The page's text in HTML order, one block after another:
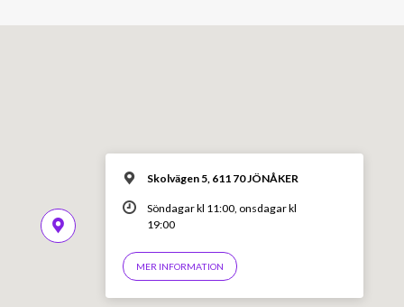
Skolvägen 5, 611 70 JÖNÅKER
Söndagar kl 11:00, onsdagar kl
19:00
MER INFORMATION